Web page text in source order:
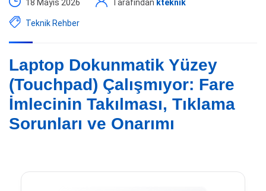
18 Mayıs 2026 Tarafından kteknik
Teknik Rehber
Laptop Dokunmatik Yüzey
(Touchpad) Çalışmıyor: Fare
İmlecinin Takılması, Tıklama
Sorunları ve Onarımı